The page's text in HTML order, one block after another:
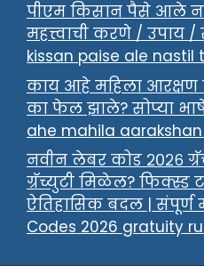
पीएम किसान पैसे आले
महत्त्वाची करणे / उपाय /
kissan paise ale nastil
काय आहे महिला
का फेल झाले? सोप्या
ahe mahila
नवीन लेबर कोड २०२६
ग्रॅच्युटी मिळेल? फिक्स्ड
ऐतिहासिक बदल | संपूर्ण
Codes 2026 gratuity